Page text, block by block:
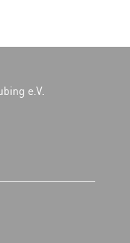
e.V.